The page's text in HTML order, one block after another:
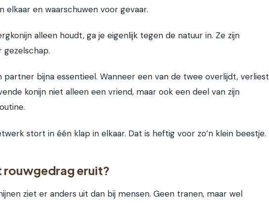
elkaar en waarschuwen voor gevaar.
alleen houdt, ga je eigenlijk tegen de natuur in. Ze zijn
gezelschap.
partner bijna essentieel. Wanneer een van de twee overlijdt, verliest
konijn niet alleen een vriend, maar ook een deel van zijn
stort in één klap in elkaar. Dat is heftig voor zo’n klein beestje.
rouwgedrag eruit?
ziet er anders uit dan bij mensen. Geen tranen, maar wel